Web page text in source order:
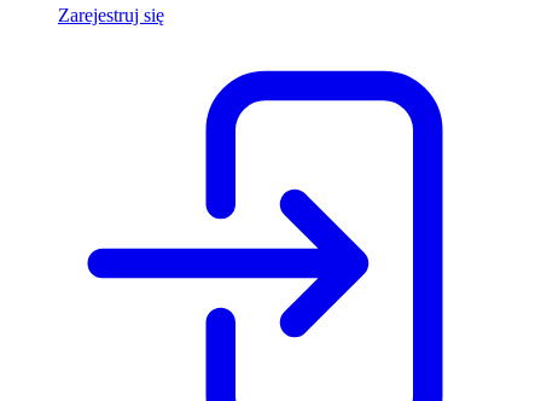
Zarejestruj się